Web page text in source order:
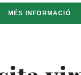
MÉS INFORMACIÓ